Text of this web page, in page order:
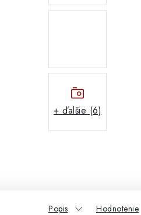
+ ďalšie (6)
Popis Hodnotenie